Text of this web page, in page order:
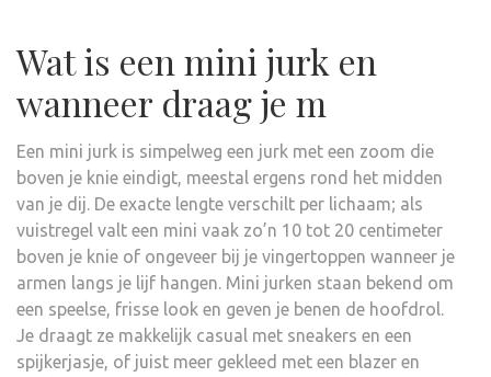
Wat is een mini jurk en
wanneer draag je m
Een mini jurk is simpelweg een jurk met een zoom die
boven je knie eindigt, meestal ergens rond het midden
van je dij. De exacte lengte verschilt per lichaam; als
vuistregel valt een mini vaak zo’n 10 tot 20 centimeter
boven je knie of ongeveer bij je vingertoppen wanneer je
armen langs je lijf hangen. Mini jurken staan bekend om
een speelse, frisse look en geven je benen de hoofdrol.
Je draagt ze makkelijk casual met sneakers en een
spijkerjasje, of juist meer gekleed met een blazer en